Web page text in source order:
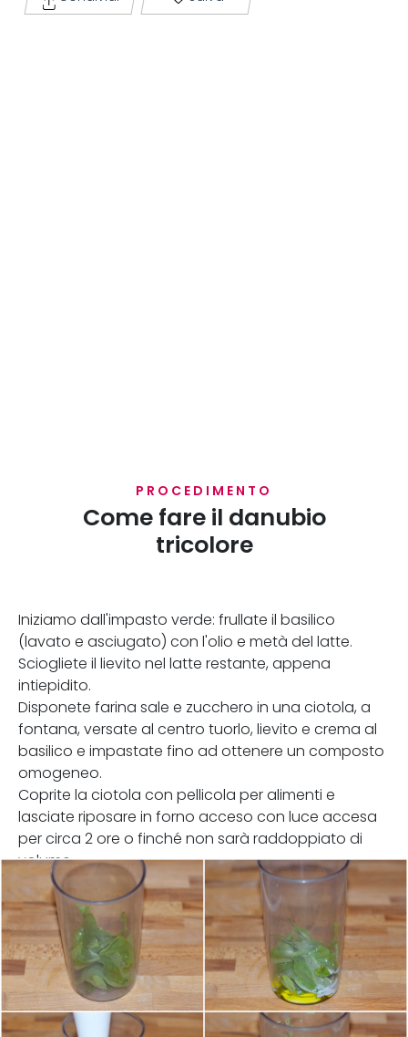
PROCEDIMENTO
Come fare il danubio
tricolore
Iniziamo dall'impasto verde: frullate il basilico
(lavato e asciugato) con l'olio e metà del latte.
Sciogliete il lievito nel latte restante, appena
intiepidito.
Disponete farina sale e zucchero in una ciotola, a
fontana, versate al centro tuorlo, lievito e crema al
basilico e impastate fino ad ottenere un composto
omogeneo.
Coprite la ciotola con pellicola per alimenti e
lasciate riposare in forno acceso con luce accesa
per circa 2 ore o finché non sarà raddoppiato di
volume.